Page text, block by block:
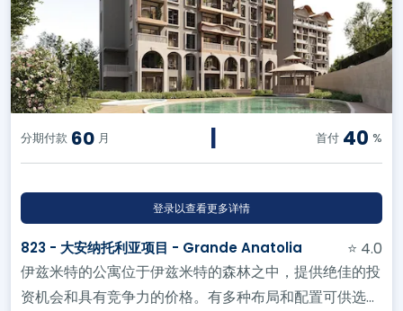
分期付款 60 月 | 首付 40 %
登录以查看更多详情
823 - 大安纳托利亚项目 - Grande Anatolia
⭐ 4.0
伊兹米特的公寓位于伊兹米特的森林之中，提供绝佳的投
资机会和具有竞争力的价格。有多种布局和配置可供选